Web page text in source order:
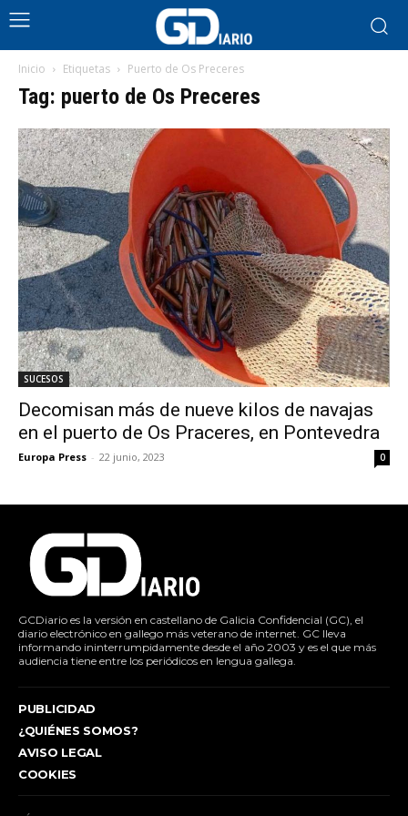
Inicio Etiquetas Puerto de Os Preceres
Tag: puerto de Os Preceres
SUCESOS
Decomisan más de nueve kilos de navajas
en el puerto de Os Praceres, en Pontevedra
Europa Press - 22 junio, 2023 0
GCDiario es la versión en castellano de Galicia Confidencial (GC), el
diario electrónico en gallego más veterano de internet. GC lleva
informando ininterrumpidamente desde el año 2003 y es el que más
audiencia tiene entre los periódicos en lengua gallega.
PUBLICIDAD
¿QUIÉNES SOMOS?
AVISO LEGAL
COOKIES